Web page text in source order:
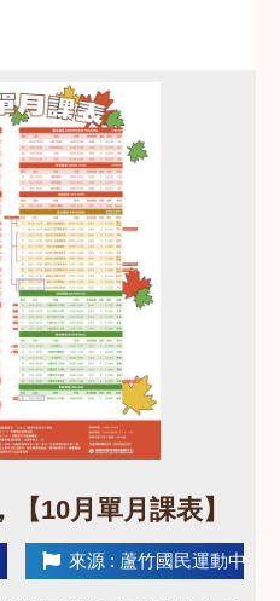
10月單月課表】
來源 : 蘆竹國民運動中心